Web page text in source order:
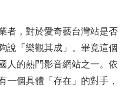
者，對於愛奇藝台灣站是否
說「樂觀其成」。畢竟這個
人的熱門影音網站之一。依
一個具體「存在」的對手，